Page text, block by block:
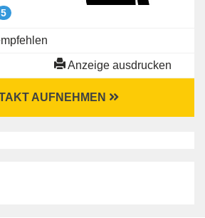
5
Anzeige ausdrucken
AUFNEHMEN